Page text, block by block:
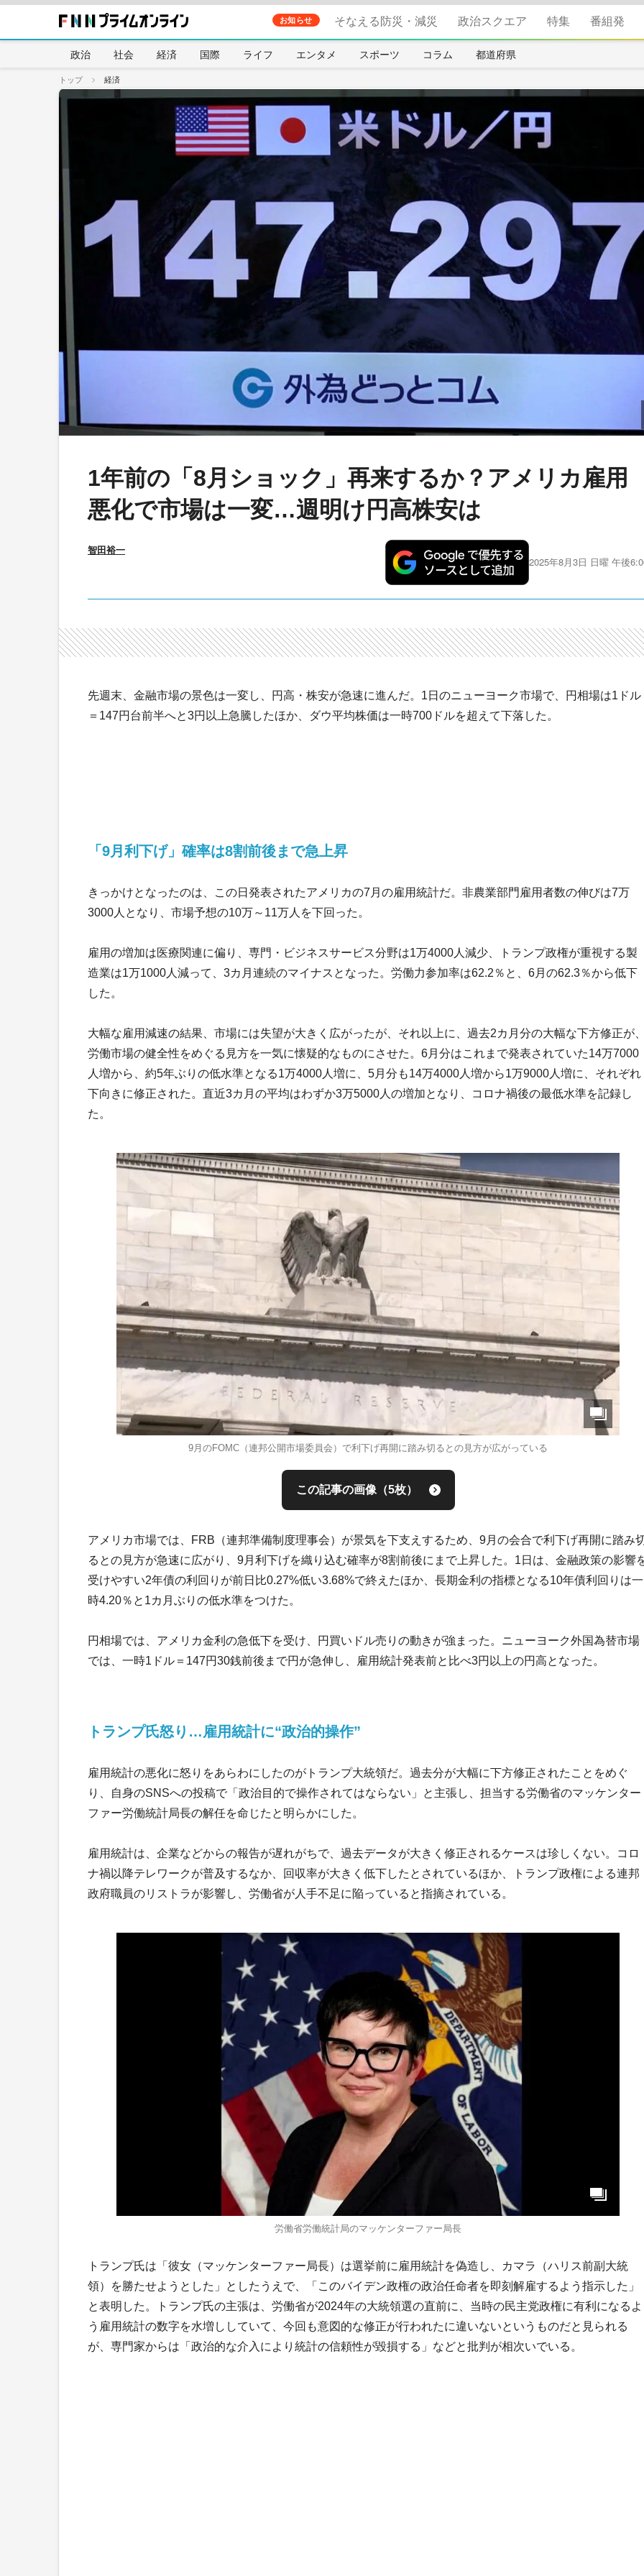
お知らせ そなえる防災・減災 政治スクエア 特集 番組発
政治 社会 経済 国際 ライフ エンタメ スポーツ コラム 都道府県
トップ 経済
1年前の「8月ショック」再来するか？アメリカ雇用
悪化で市場は一変…週明け円高株安は
智田裕一
2025年8月3日 日曜 午後
先週末、金融市場の景色は一変し、円高・株安が急速に進んだ。1日のニューヨーク市場で、円相場は1ドル
＝147円台前半へと3円以上急騰したほか、ダウ平均株価は一時700ドルを超えて下落した。
「9月利下げ」確率は8割前後まで急上昇
きっかけとなったのは、この日発表されたアメリカの7月の雇用統計だ。非農業部門雇用者数の伸びは7万
3000人となり、市場予想の10万～11万人を下回った。
雇用の増加は医療関連に偏り、専門・ビジネスサービス分野は1万4000人減少、トランプ政権が重視する製
造業は1万1000人減って、3カ月連続のマイナスとなった。労働力参加率は62.2％と、6月の62.3％から低下
した。
大幅な雇用減速の結果、市場には失望が大きく広がったが、それ以上に、過去2カ月分の大幅な下方修正が
労働市場の健全性をめぐる見方を一気に懐疑的なものにさせた。6月分はこれまで発表されていた14万7000
人増から、約5年ぶりの低水準となる1万4000人増に、5月分も14万4000人増から1万9000人増に、それぞれ
下向きに修正された。直近3カ月の平均はわずか3万5000人の増加となり、コロナ禍後の最低水準を記録し
た。
9月のFOMC（連邦公開市場委員会）で利下げ再開に踏み切るとの見方が広がっている
この記事の画像（5枚）
アメリカ市場では、FRB（連邦準備制度理事会）が景気を下支えするため、9月の会合で利下げ再開に踏み
るとの見方が急速に広がり、9月利下げを織り込む確率が8割前後にまで上昇した。1日は、金融政策の影響
受けやすい2年債の利回りが前日比0.27%低い3.68%で終えたほか、長期金利の指標となる10年債利回りは一
時4.20％と1カ月ぶりの低水準をつけた。
円相場では、アメリカ金利の急低下を受け、円買いドル売りの動きが強まった。ニューヨーク外国為替市場
では、一時1ドル＝147円30銭前後まで円が急伸し、雇用統計発表前と比べ3円以上の円高となった。
トランプ氏怒り…雇用統計に“政治的操作”
雇用統計の悪化に怒りをあらわにしたのがトランプ大統領だ。過去分が大幅に下方修正されたことをめぐ
り、自身のSNSへの投稿で「政治目的で操作されてはならない」と主張し、担当する労働省のマッケンター
ファー労働統計局長の解任を命じたと明らかにした。
雇用統計は、企業などからの報告が遅れがちで、過去データが大きく修正されるケースは珍しくない。コロ
ナ禍以降テレワークが普及するなか、回収率が大きく低下したとされているほか、トランプ政権による連邦
政府職員のリストラが影響し、労働省が人手不足に陥っていると指摘されている。
労働省労働統計局のマッケンターファー局長
トランプ氏は「彼女（マッケンターファー局長）は選挙前に雇用統計を偽造し、カマラ（ハリス前副大統
領）を勝たせようとした」としたうえで、「このバイデン政権の政治任命者を即刻解雇するよう指示した」
と表明した。トランプ氏の主張は、労働省が2024年の大統領選の直前に、当時の民主党政権に有利になるよ
う雇用統計の数字を水増ししていて、今回も意図的な修正が行われたに違いないというものだと見られる
が、専門家からは「政治的な介入により統計の信頼性が毀損する」などと批判が相次いでいる。